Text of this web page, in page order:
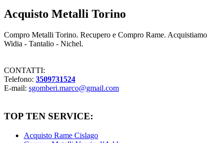
Acquisto Metalli Torino
Compro Metalli Torino. Recupero e Compro Rame. Acquistiamo
Widia - Tantalio - Nichel.
CONTATTI:
Telefono: 3509731524
E-mail: sgomberi.marco@gmail.com
TOP TEN SERVICE:
Acquisto Rame Cislago